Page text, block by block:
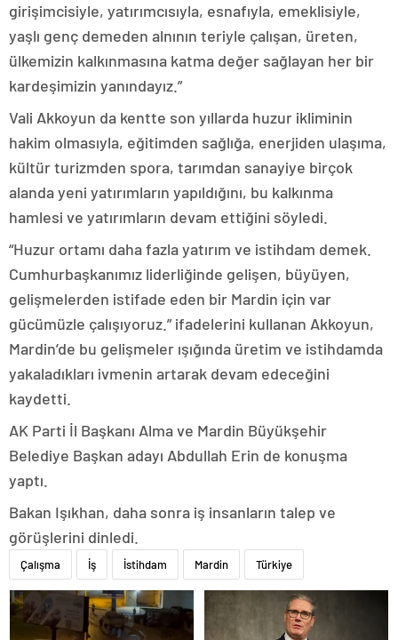
girişimcisiyle, yatırımcısıyla, esnafıyla, emeklisiyle,
yaşlı genç demeden alnının teriyle çalışan, üreten,
ülkemizin kalkınmasına katma değer sağlayan her bir
kardeşimizin yanındayız.”
Vali Akkoyun da kentte son yıllarda huzur ikliminin
hakim olmasıyla, eğitimden sağlığa, enerjiden ulaşıma,
kültür turizmden spora, tarımdan sanayiye birçok
alanda yeni yatırımların yapıldığını, bu kalkınma
hamlesi ve yatırımların devam ettiğini söyledi.
“Huzur ortamı daha fazla yatırım ve istihdam demek.
Cumhurbaşkanımız liderliğinde gelişen, büyüyen,
gelişmelerden istifade eden bir Mardin için var
gücümüzle çalışıyoruz.” ifadelerini kullanan Akkoyun,
Mardin’de bu gelişmeler ışığında üretim ve istihdamda
yakaladıkları ivmenin artarak devam edeceğini
kaydetti.
AK Parti İl Başkanı Alma ve Mardin Büyükşehir
Belediye Başkan adayı Abdullah Erin de konuşma
yaptı.
Bakan Işıkhan, daha sonra iş insanların talep ve
görüşlerini dinledi.
Çalışma İş İstihdam Mardin Türkiye